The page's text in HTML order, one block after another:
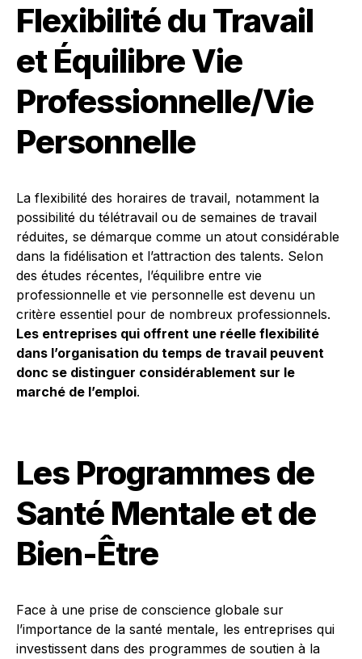
Flexibilité du Travail
et Équilibre Vie
Professionnelle/Vie
Personnelle
La flexibilité des horaires de travail, notamment la
possibilité du télétravail ou de semaines de travail
réduites, se démarque comme un atout considérable
dans la fidélisation et l’attraction des talents. Selon
des études récentes, l’équilibre entre vie
professionnelle et vie personnelle est devenu un
critère essentiel pour de nombreux professionnels.
Les entreprises qui offrent une réelle flexibilité
dans l’organisation du temps de travail peuvent
donc se distinguer considérablement sur le
marché de l’emploi.
Les Programmes de
Santé Mentale et de
Bien-Être
Face à une prise de conscience globale sur
l’importance de la santé mentale, les entreprises qui
investissent dans des programmes de soutien à la